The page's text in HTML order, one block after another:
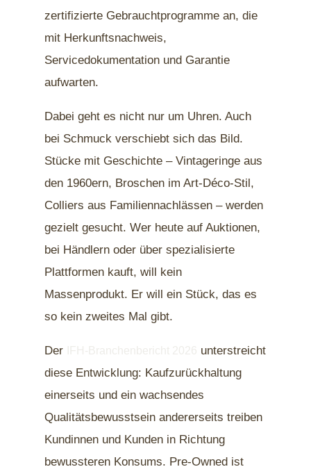
zertifizierte Gebrauchtprogramme an, die
mit Herkunftsnachweis,
Servicedokumentation und Garantie
aufwarten.
Dabei geht es nicht nur um Uhren. Auch
bei Schmuck verschiebt sich das Bild.
Stücke mit Geschichte – Vintageringe aus
den 1960ern, Broschen im Art-Déco-Stil,
Colliers aus Familiennachlässen – werden
gezielt gesucht. Wer heute auf Auktionen,
bei Händlern oder über spezialisierte
Plattformen kauft, will kein
Massenprodukt. Er will ein Stück, das es
so kein zweites Mal gibt.
Der
unterstreicht
diese Entwicklung: Kaufzurückhaltung
einerseits und ein wachsendes
Qualitätsbewusstsein andererseits treiben
Kundinnen und Kunden in Richtung
bewussteren Konsums. Pre-Owned ist